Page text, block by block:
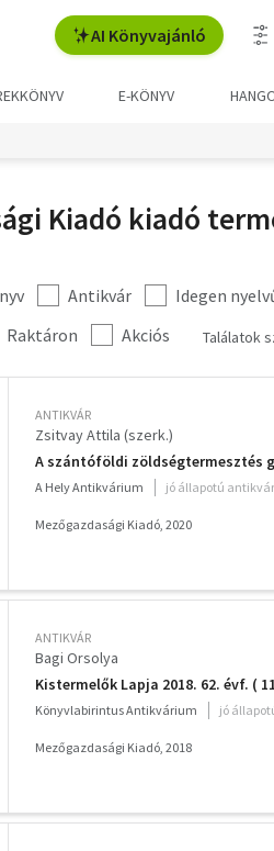
AI Könyvajánló
E-KÖNYV
Kiadó kiadó
Antikvár Idegen
Raktáron Akciós Találatok
ANTIKVÁR
Zsitvay Attila (szerk.)
A szántóföldi zöldségtermesztés
A Hely Antikvárium jó állapotú
Mezőgazdasági Kiadó, 2020
ANTIKVÁR
Bagi Orsolya
Kistermelők Lapja 2018. 62. évf. (
Könyvlabirintus Antikvárium jó
Mezőgazdasági Kiadó, 2018